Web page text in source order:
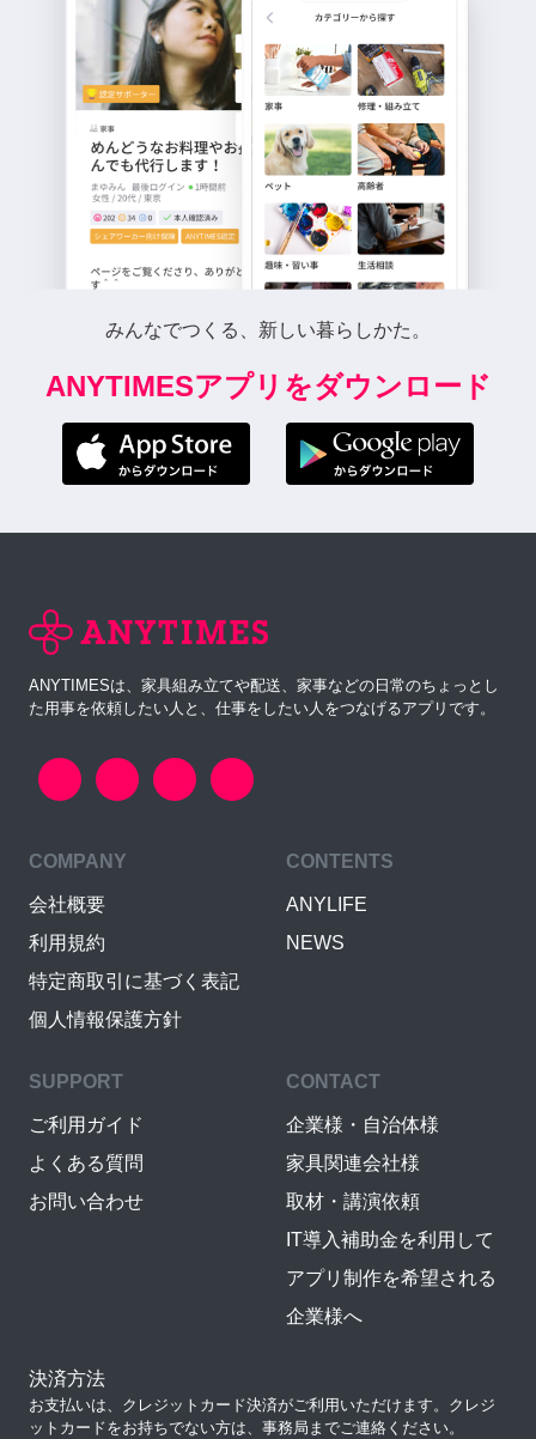
みんなでつくる、新しい暮らしかた。
ANYTIMESアプリをダウンロード
ANYTIMESは、家具組み立てや配送、家事などの日常のちょっとし
た用事を依頼したい人と、仕事をしたい人をつなげるアプリです。
COMPANY
会社概要
利用規約
特定商取引に基づく表記
個人情報保護方針
CONTENTS
ANYLIFE
NEWS
SUPPORT
ご利用ガイド
よくある質問
お問い合わせ
CONTACT
企業様・自治体様
家具関連会社様
取材・講演依頼
IT導入補助金を利用して
アプリ制作を希望される
企業様へ
決済方法
お支払いは、クレジットカード決済がご利用いただけます。クレジ
ットカードをお持ちでない方は、事務局までご連絡ください。